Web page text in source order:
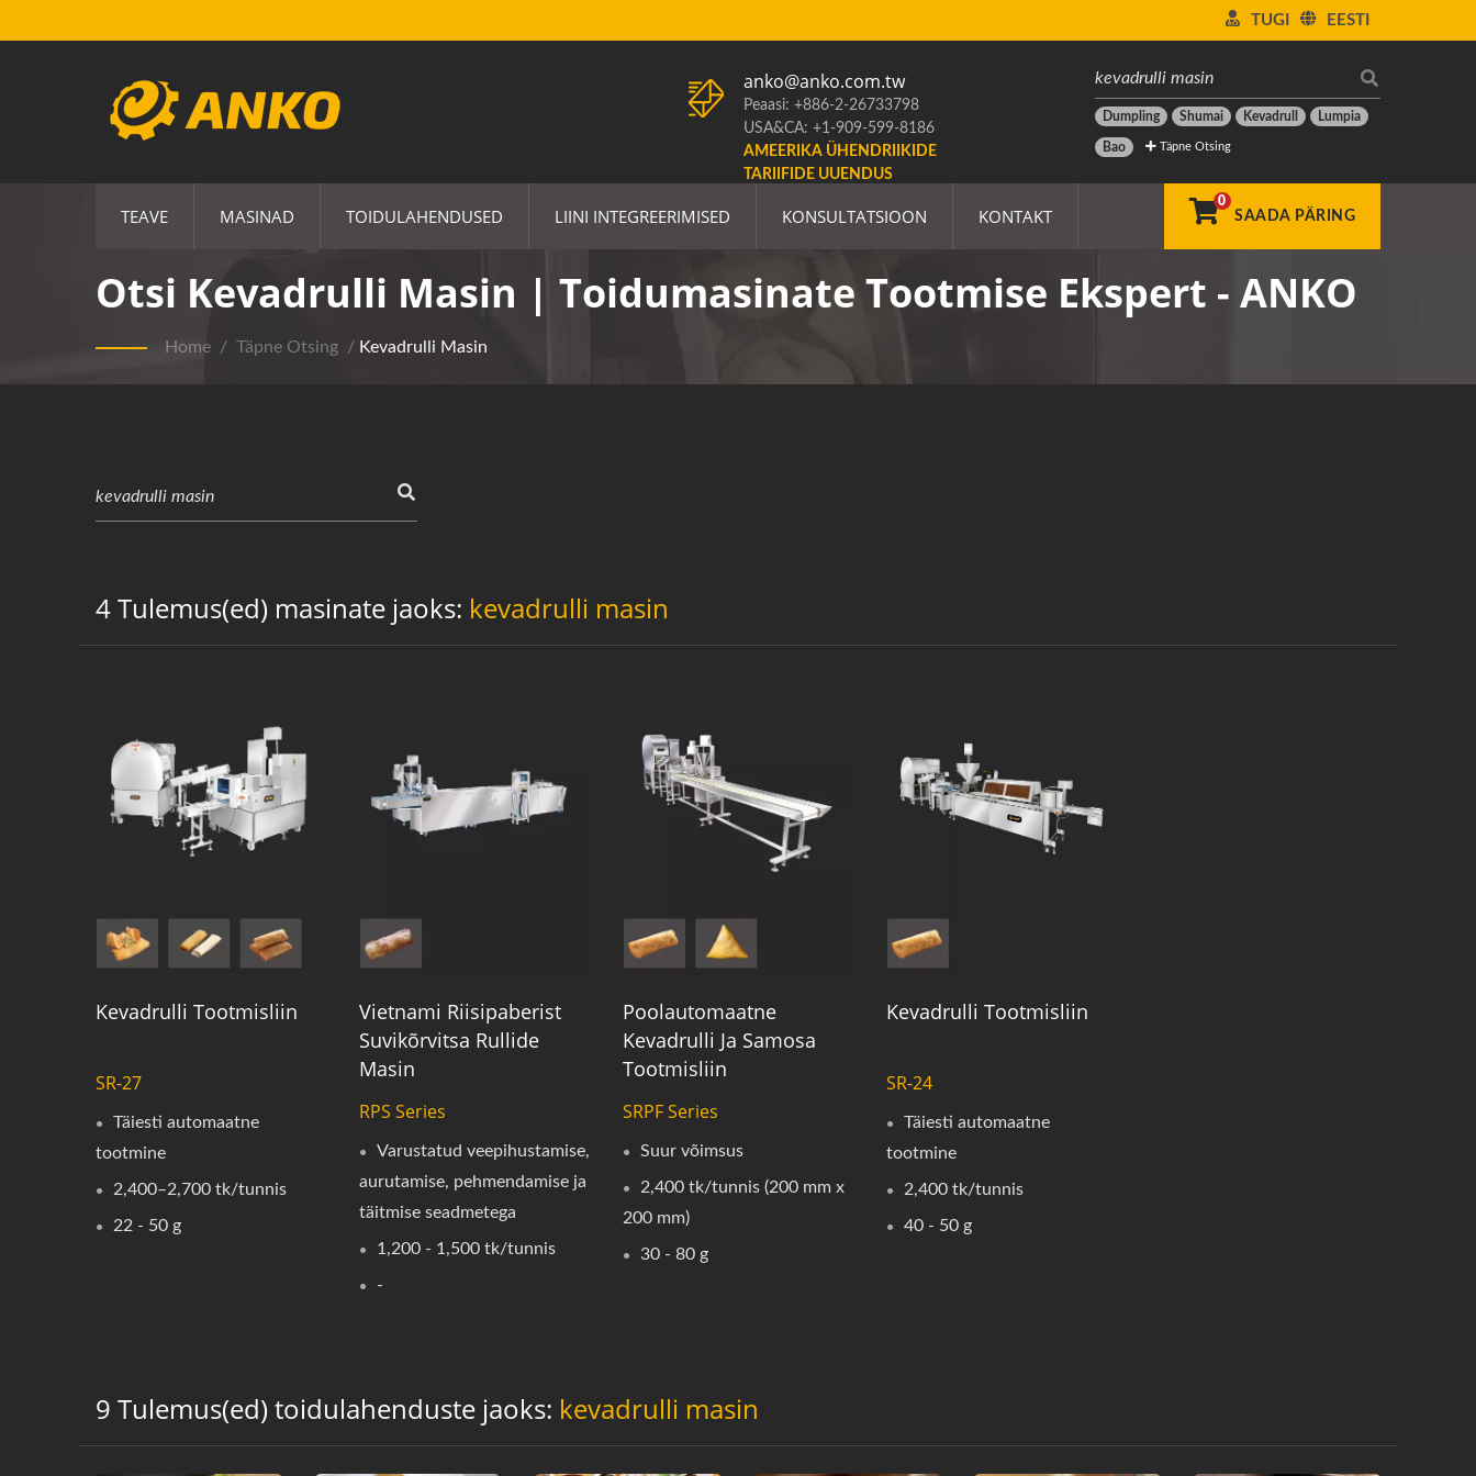
EESTI
TUGI
Dumpling Shumai Kevadrull Lumpia
Bao Täpne Otsing
anko@anko.com.tw
Peaasi: +886-2-26733798
USA&CA: +1-909-599-8186
AMEERIKA ÜHENDRIIKIDE
TARIIFIDE UUENDUS
TEAVE MASINAD TOIDULAHENDUSED LIINI INTEGREERIMISED KONSULTATSIOON KONTAKT
0
SAADA PÄRING
Otsi Kevadrulli Masin | Toidumasinate Tootmise Ekspert - ANKO
Home / Täpne Otsing / Kevadrulli Masin
4 Tulemus(ed) masinate jaoks: kevadrulli masin
Kevadrulli Tootmisliin
SR-27
Täiesti automaatne
tootmine
2,400–2,700 tk/tunnis
22 - 50 g
Vietnami Riisipaberist
Suvikõrvitsa Rullide
Masin
RPS Series
Varustatud veepihustamise,
aurutamise, pehmendamise ja
täitmise seadmetega
1,200 - 1,500 tk/tunnis
-
Poolautomaatne
Kevadrulli Ja Samosa
Tootmisliin
SRPF Series
Suur võimsus
2,400 tk/tunnis (200 mm x
200 mm)
30 - 80 g
Kevadrulli Tootmisliin
SR-24
Täiesti automaatne
tootmine
2,400 tk/tunnis
40 - 50 g
9 Tulemus(ed) toidulahenduste jaoks: kevadrulli masin